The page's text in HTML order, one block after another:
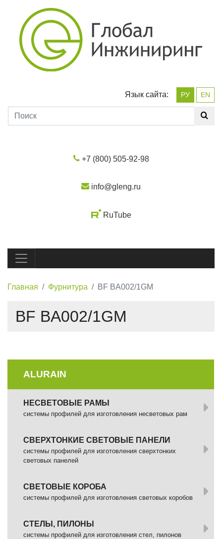
Язык сайта: РУ EN
+7 (800) 505-92-98
info@gleng.ru
RuTube
Главная Фурнитура BF BA002/1GM
BF BA002/1GM
ALURAIN
НЕСВЕТОВЫЕ РАМЫ
системы профилей для изготовления несветовых рам
СВЕРХТОНКИЕ СВЕТОВЫЕ ПАНЕЛИ
системы профилей для изготовления сверхтонких
световых панелей
СВЕТОВЫЕ КОРОБА
системы профилей для изготовления световых коробов
СТЕЛЫ, ПИЛОНЫ
системы профилей для изготовления стел, пилонов